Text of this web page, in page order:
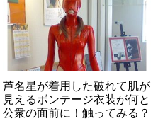
芦名星が着用した破れて肌が
見えるボンテージ衣装が何と
公衆の面前に！触ってみる？